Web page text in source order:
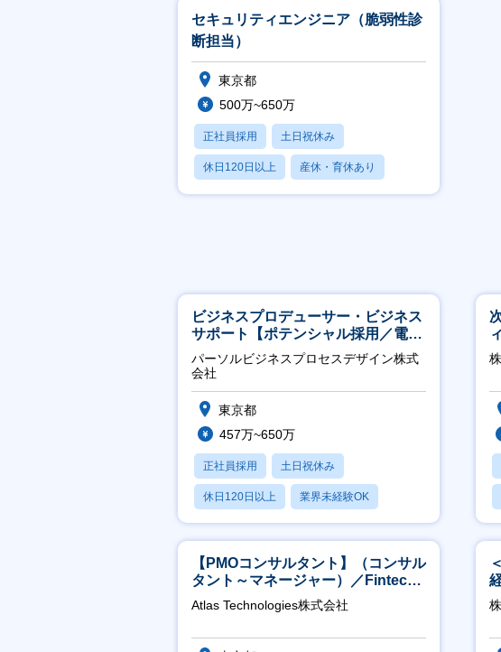
セキュリティエンジニア（脆弱性診
断担当）
東京都
500万~650万
正社員採用 土日祝休み
休日120日以上 産休・育休あり
賞与あり
ビジネスプロデューサー・ビジネス
サポート【ポテンシャル採用／電
力・ガス等の民間向けプロジェクト
推進】
パーソルビジネスプロセスデザイン株式
会社
東京都
457万~650万
正社員採用 土日祝休み
休日120日以上 業界未経験OK
産休・育休あり
【PMOコンサルタント】（コンサル
タント～マネージャー）／Fintech
領域／設立5年弱で上場
Atlas Technologies株式会社